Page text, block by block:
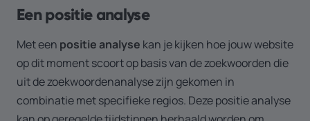
Een positie analyse
Met een positie analyse kan je kijken hoe jouw website
op dit moment scoort op basis van de zoekwoorden die
uit de zoekwoordenanalyse zijn gekomen in
combinatie met specifieke regios. Deze positie analyse